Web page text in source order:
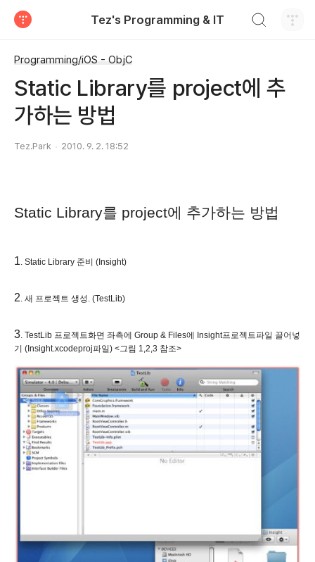
Tez's Programming & IT
Programming/iOS - ObjC
Static Library를 project에 추
가하는 방법
Tez.Park 2010. 9. 2. 18:52
Static Library를 project에 추가하는 방법
1. Static Library 준비 (Insight)
2. 새 프로젝트 생성. (TestLib)
3. TestLib 프로젝트화면 좌측에 Group & Files에 Insight프로젝트파일 끌어넣
기 (Insight.xcodeproj파일) <그림 1,2,3 참조>